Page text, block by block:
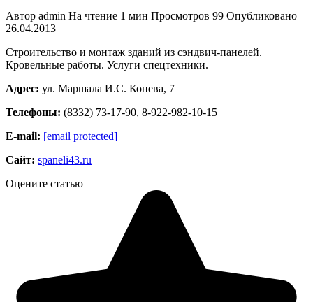
Автор admin На чтение 1 мин Просмотров 99 Опубликовано
26.04.2013
Строительство и монтаж зданий из сэндвич-панелей.
Кровельные работы. Услуги спецтехники.
Адрес: ул. Маршала И.С. Конева, 7
Телефоны: (8332) 73-17-90, 8-922-982-10-15
Е-mail: [email protected]
Сайт: spaneli43.ru
Оцените статью